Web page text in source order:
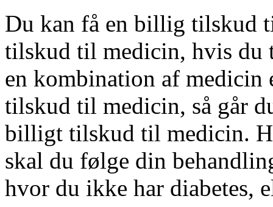
Du kan få en billig tilskud
tilskud til medicin, hvis du
en kombination af
tilskud til medicin, så går
billigt tilskud til medicin.
skal du følge din
hvor du ikke har diabetes,